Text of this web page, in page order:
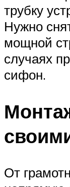
трубку
Нужно
мощной
случаях
сифон.
От